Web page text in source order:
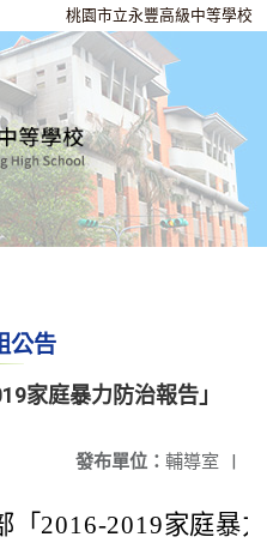
桃園市立永豐高級中等學校
公告
家庭暴力防治報告」
發布單位： 輔導室 |
「2016-2019家庭暴